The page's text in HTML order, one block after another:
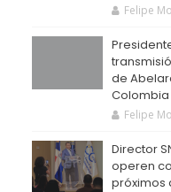
Felipe
de
Colombia
Felipe
Director
operen
próximos